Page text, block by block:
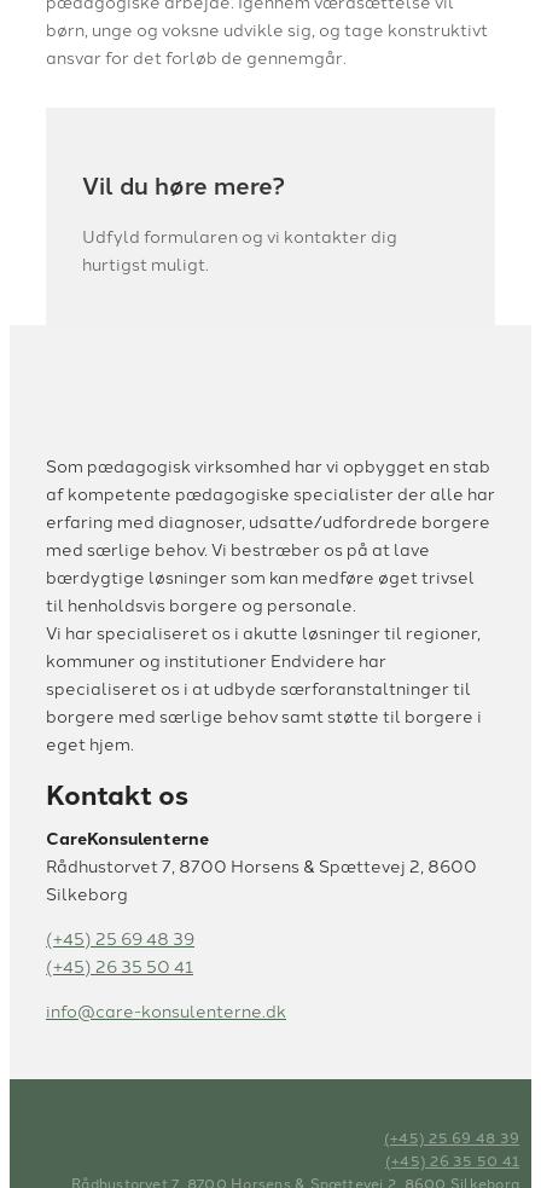
børn, unge og voksne udvikle sig, og tage konstruktivt
ansvar for det forløb de gennemgår.​
Vil du høre mere?
Udfyld formularen og vi kontakter dig
hurtigst muligt.
Som pædagogisk virksomhed har vi opbygget en stab
af kompetente pædagogiske specialister der alle har
erfaring med diagnoser, udsatte/udfordrede borgere
med særlige behov. Vi bestræber os på at lave
bærdygtige løsninger som kan medføre øget trivsel
til henholdsvis borgere og personale.
Vi har specialiseret os i akutte løsninger til regioner,
kommuner og institutioner Endvidere har
specialiseret os i at udbyde særforanstaltninger til
borgere med særlige behov samt støtte til borgere i
eget hjem.
Kontakt os
CareKonsulenterne
Rådhustorvet 7, 8700 Horsens & Spættevej 2, 8600
Silkeborg
(+45) 25 69 48 39
(+45) 26 35 50 41
info@care-konsulenterne.dk
(+45) 25 69 48 39
(+45) 26 35 50 41
Rådhustorvet 7, 8700 Horsens & Spættevej 2, 8600 Silkeborg